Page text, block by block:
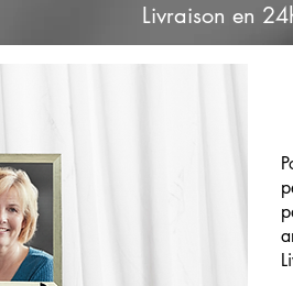
Livraison en